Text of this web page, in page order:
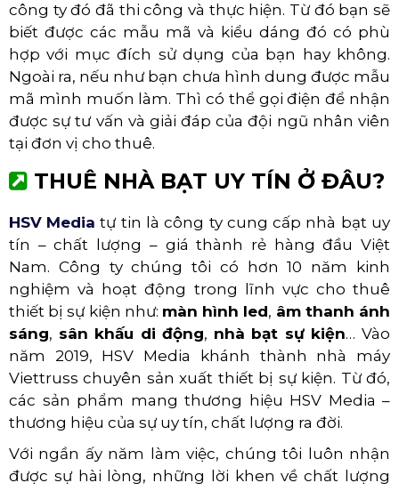
công ty đó đã thi công và thực hiện. Từ đó bạn sẽ
biết được các mẫu mã và kiểu dáng đó có phù
hợp với mục đích sử dụng của bạn hay không.
Ngoài ra, nếu như bạn chưa hình dung được mẫu
mã mình muốn làm. Thì có thể gọi điện để nhận
được sự tư vấn và giải đáp của đội ngũ nhân viên
tại đơn vị cho thuê.
THUÊ NHÀ BẠT UY TÍN Ở ĐÂU?
HSV Media tự tin là công ty cung cấp nhà bạt uy
tín – chất lượng – giá thành rẻ hàng đầu Việt
Nam. Công ty chúng tôi có hơn 10 năm kinh
nghiệm và hoạt động trong lĩnh vực cho thuê
thiết bị sự kiện như: màn hình led, âm thanh ánh
sáng, sân khấu di động, nhà bạt sự kiện… Vào
năm 2019, HSV Media khánh thành nhà máy
Viettruss chuyên sản xuất thiết bị sự kiện. Từ đó,
các sản phẩm mang thương hiệu HSV Media –
thương hiệu của sự uy tín, chất lượng ra đời.
Với ngần ấy năm làm việc, chúng tôi luôn nhận
được sự hài lòng, những lời khen về chất lượng